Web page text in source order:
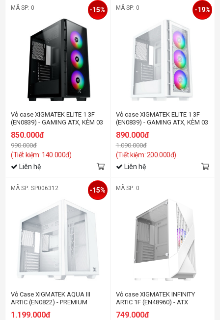
MÃ SP: 0
Vỏ case XIGMATEK ELITE 1 3F
(EN0839) - GAMING ATX, KÈM 03
850.000đ
990.000đ
(Tiết kiệm: 140.000đ)
-15%
Liên hệ
MÃ SP: 0
Vỏ case XIGMATEK ELITE 1 3F
(EN0839) - GAMING ATX, KÈM 03
890.000đ
1.090.000đ
(Tiết kiệm: 200.000đ)
-19%
Liên hệ
MÃ SP: SP006312
Vỏ Case XIGMATEK AQUA III
ARTIC (EN0822) - PREMIUM
GAMING ATX CASE
1.199.000đ
-15% MÃ SP: 0
Vỏ case XIGMATEK INFINITY
ARTIC 1F (EN48960) - ATX
749.000đ